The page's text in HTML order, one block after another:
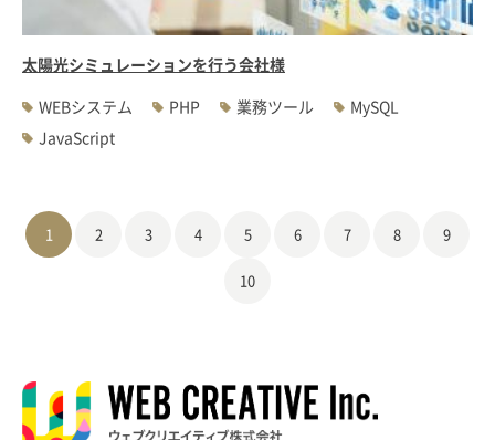
太陽光シミュレーションを行う会社様
WEBシステム
PHP 業務ツール
MySQL
JavaScript
1 2 3 4 5 6 7 8 9
10